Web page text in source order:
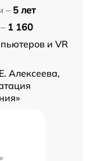
– 5 лет
1 160
и VR
Алексеева,